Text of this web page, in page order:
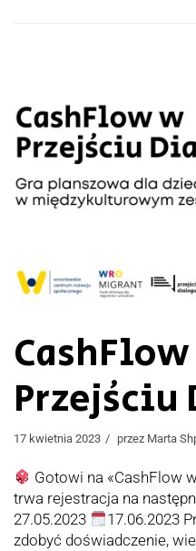
17 kwietnia 2023 przez Marta
Gotowi na «CashFlow
trwa rejestracja na
27.05.2023
17.06.2023
zdobyć doświadczenie,